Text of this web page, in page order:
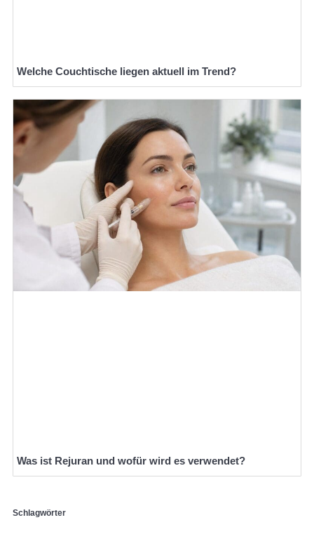
Welche Couchtische liegen aktuell im Trend?
Was ist Rejuran und wofür wird es verwendet?
Schlagwörter